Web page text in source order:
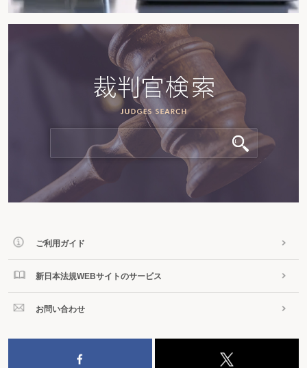
ご利用ガイド
新日本法規WEBサイトのサービス
お問い合わせ